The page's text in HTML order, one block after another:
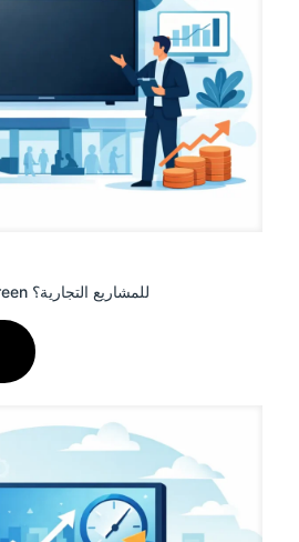
ما معنى absent led screen للمشاريع التجارية؟